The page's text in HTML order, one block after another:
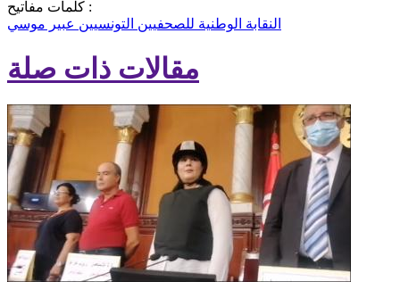
كلمات مفاتيح :
النقابة الوطنية للصحفيين التونسيين عبير موسي
مقالات ذات صلة